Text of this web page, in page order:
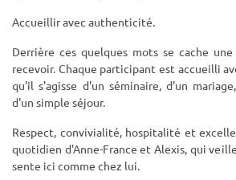
Accueillir avec authenticité.
Derrière ces quelques mots se cache
recevoir. Chaque participant est accueilli
qu'il s'agisse d'un séminaire, d’un
d'un simple séjour.
Respect, convivialité, hospitalité et
quotidien d'Anne-France et Alexis, qui
sente ici comme chez lui.